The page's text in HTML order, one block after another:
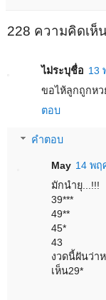
228 ความคิดเห็
ไม่ระบุชื่อ 13
ขอไห้ลูกถูกหว
ตอบ
คำตอบ
May 14 พฤ
มักนำยุ...!!!
39***
49**
45*
43
งวดนี้ฝันว่า
เห็น29*